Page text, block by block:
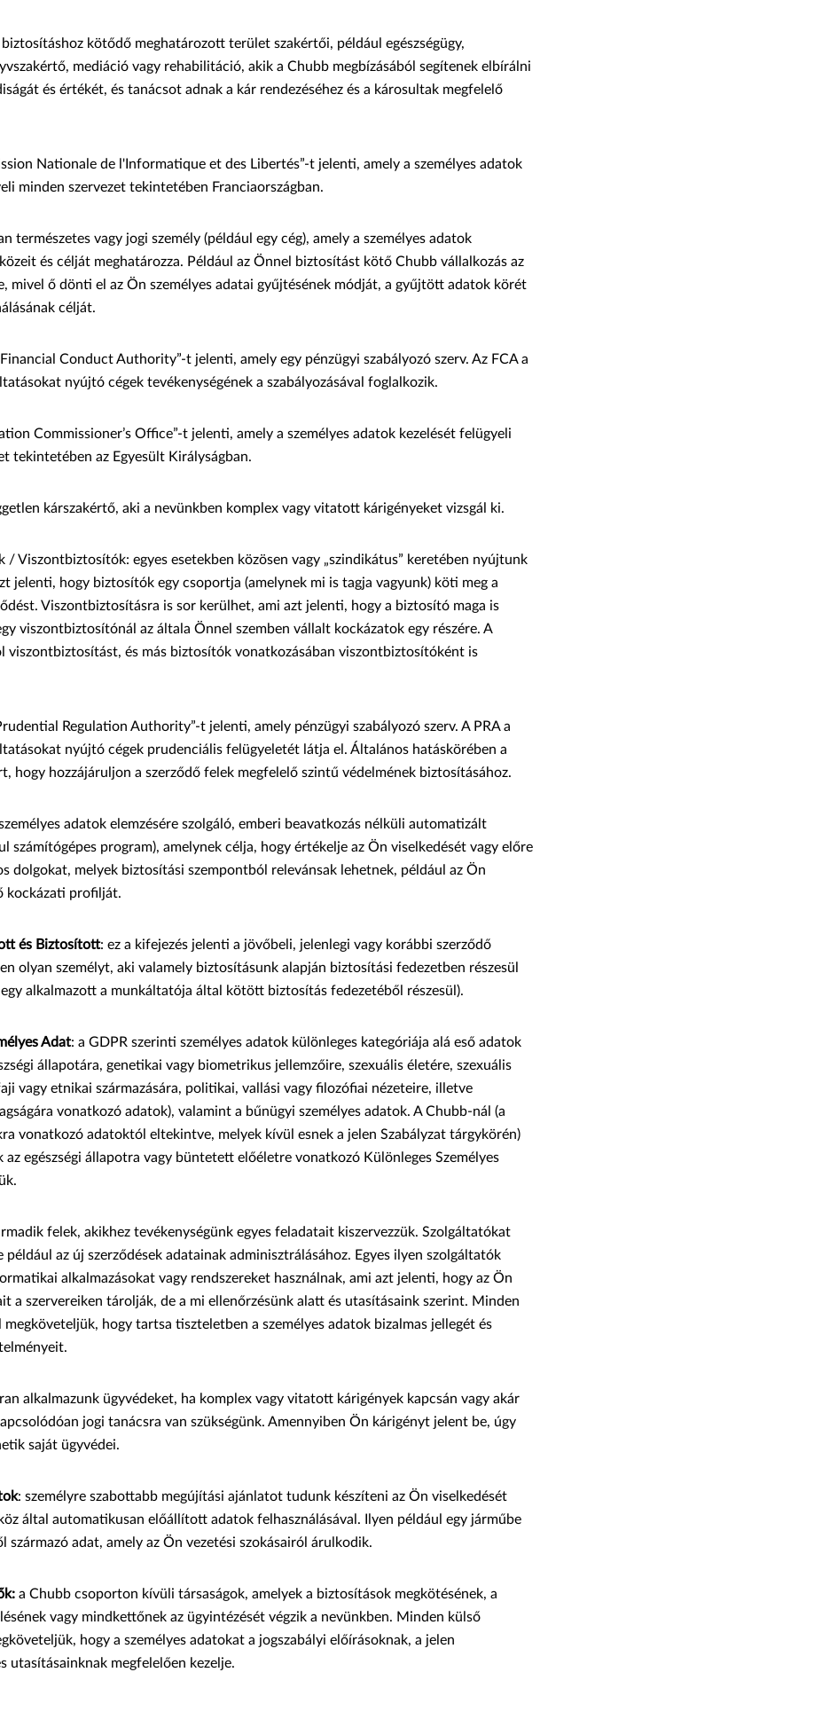
biztosításhoz kötődő meghatározott terület szakértői, például egészségügy,
mediáció vagy rehabilitáció, akik a Chubb megbízásából segítenek elbírálni
és értékét, és tanácsot adnak a kár rendezéséhez és a károsultak megfelelő
Nationale de l'Informatique et des Libertés”-t jelenti, amely a személyes adatok
minden szervezet tekintetében Franciaországban.
természetes vagy jogi személy (például egy cég), amely a személyes adatok
és célját meghatározza. Például az Önnel biztosítást kötő Chubb vállalkozás az
mivel ő dönti el az Ön személyes adatai gyűjtésének módját, a gyűjtött adatok körét
célját.
Conduct Authority”-t jelenti, amely egy pénzügyi szabályozó szerv. Az FCA a
nyújtó cégek tevékenységének a szabályozásával foglalkozik.
Commissioner’s Office”-t jelenti, amely a személyes adatok kezelését felügyeli
tekintetében az Egyesült Királyságban.
kárszakértő, aki a nevünkben komplex vagy vitatott kárigényeket vizsgál ki.
/ Viszontbiztosítók: egyes esetekben közösen vagy „szindikátus” keretében nyújtunk
jelenti, hogy biztosítók egy csoportja (amelynek mi is tagja vagyunk) köti meg a
Viszontbiztosításra is sor kerülhet, ami azt jelenti, hogy a biztosító maga is
viszontbiztosítónál az általa Önnel szemben vállalt kockázatok egy részére. A
viszontbiztosítást, és más biztosítók vonatkozásában viszontbiztosítóként is
Regulation Authority”-t jelenti, amely pénzügyi szabályozó szerv. A PRA a
nyújtó cégek prudenciális felügyeletét látja el. Általános hatáskörében a
hogy hozzájáruljon a szerződő felek megfelelő szintű védelmének biztosításához.
adatok elemzésére szolgáló, emberi beavatkozás nélküli automatizált
számítógépes program), amelynek célja, hogy értékelje az Ön viselkedését vagy előre
dolgokat, melyek biztosítási szempontból relevánsak lehetnek, például az Ön
kockázati profilját.
és Biztosított: ez a kifejezés jelenti a jövőbeli, jelenlegi vagy korábbi szerződő
olyan személyt, aki valamely biztosításunk alapján biztosítási fedezetben részesül
alkalmazott a munkáltatója által kötött biztosítás fedezetéből részesül).
Adat: a GDPR szerinti személyes adatok különleges kategóriája alá eső adatok
állapotára, genetikai vagy biometrikus jellemzőire, szexuális életére, szexuális
vagy etnikai származására, politikai, vallási vagy filozófiai nézeteire, illetve
vonatkozó adatok), valamint a bűnügyi személyes adatok. A Chubb-nál (a
vonatkozó adatoktól eltekintve, melyek kívül esnek a jelen Szabályzat tárgykörén)
az egészségi állapotra vagy büntetett előéletre vonatkozó Különleges Személyes
felek, akikhez tevékenységünk egyes feladatait kiszervezzük. Szolgáltatókat
például az új szerződések adatainak adminisztrálásához. Egyes ilyen szolgáltatók
alkalmazásokat vagy rendszereket használnak, ami azt jelenti, hogy az Ön
a szervereiken tárolják, de a mi ellenőrzésünk alatt és utasításaink szerint. Minden
hogy tartsa tiszteletben a személyes adatok bizalmas jellegét és
alkalmazunk ügyvédeket, ha komplex vagy vitatott kárigények kapcsán vagy akár
jogi tanácsra van szükségünk. Amennyiben Ön kárigényt jelent be, úgy
saját ügyvédei.
: személyre szabottabb megújítási ajánlatot tudunk készíteni az Ön viselkedését
által automatikusan előállított adatok felhasználásával. Ilyen például egy járműbe
származó adat, amely az Ön vezetési szokásairól árulkodik.
a Chubb csoporton kívüli társaságok, amelyek a biztosítások megkötésének, a
vagy mindkettőnek az ügyintézését végzik a nevünkben. Minden külső
hogy a személyes adatokat a jogszabályi előírásoknak, a jelen
utasításainknak megfelelően kezelje.